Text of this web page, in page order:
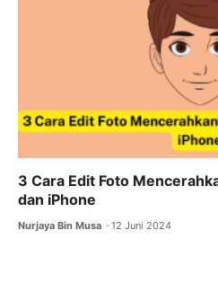
3 Cara Edit Foto
dan iPhone
Nurjaya Bin Musa 12 Juni 2024